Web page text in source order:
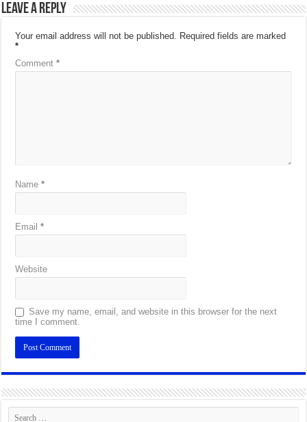
Leave a Reply
Your email address will not be published. Required fields are marked
*
Comment*
Name*
Email*
Website
Save my name, email, and website in this browser for the next
time I comment.
Alternative: